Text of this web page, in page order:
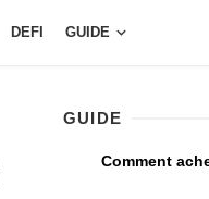
DEFI GUIDE
GUIDE
Comment